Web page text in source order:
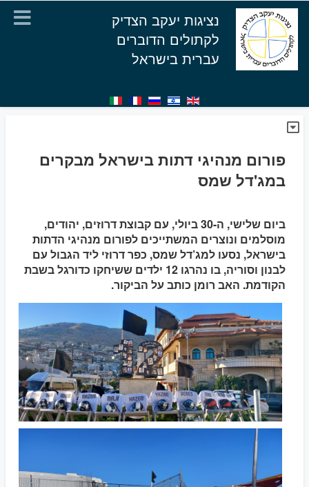
נציגות יעקב הצדיק
לקתולים הדוברים
עברית בישראל
פורום מנהיגי דתות בישראל מבקרים
במג'דל שמס
ביום שלישי, ה-30 ביולי, עם קבוצת דרוזים, יהודים,
מוסלמים ונוצרים המשתייכים לפורום מנהיגי הדתות
בישראל, נסעו למג’דל שמס, כפר דרוזי ליד הגבול עם
לבנון וסוריה, בו נהרגו 12 ילדים ששיחקו כדורגל בשבת
הקודמת. האב רומן כותב על הביקור.